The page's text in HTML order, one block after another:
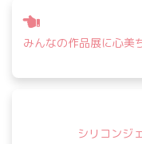
稿
ナ
ビ
みんなの作品展に心美
シリコンジ